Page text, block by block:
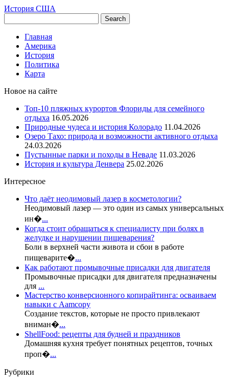
История США
Главная
Америка
История
Политика
Карта
Новое на сайте
Топ-10 пляжных курортов Флориды для семейного
отдыха 16.05.2026
Природные чудеса и история Колорадо 11.04.2026
Озеро Тахо: природа и возможности активного отдыха
24.03.2026
Пустынные парки и походы в Неваде 11.03.2026
История и культура Денвера 25.02.2026
Интересное
Что даёт неодимовый лазер в косметологии?
Неодимовый лазер — это один из самых универсальных
ин�...
Когда стоит обращаться к специалисту при болях в
желудке и нарушении пищеварения?
Боли в верхней части живота и сбои в работе
пищеварите�...
Как работают промывочные присадки для двигателя
Промывочные присадки для двигателя предназначены
для ...
Мастерство конверсионного копирайтинга: осваиваем
навыки с Aamcopy
Создание текстов, которые не просто привлекают
вниман�...
ShellFood: рецепты для будней и праздников
Домашняя кухня требует понятных рецептов, точных
проп�...
Рубрики